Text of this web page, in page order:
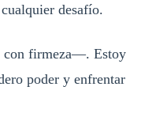
desafío.
firmeza—. Estoy
poder y enfrentar